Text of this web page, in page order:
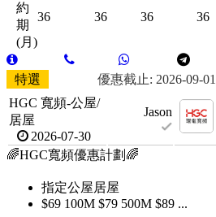
約
期
(月)
36 36 36 36
特選
優惠截止: 2026-09-01
HGC 寬頻-公屋/
居屋
2026-07-30
Jason
🌈HGC寬頻優惠計劃🌈
指定公屋居屋
$69 100M $79 500M $89 ...